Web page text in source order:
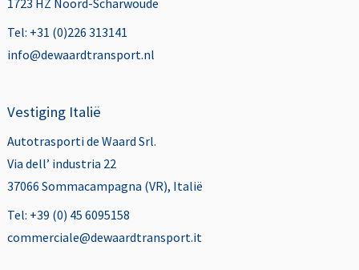
Tel: +31 (0)226 313141
info@dewaardtransport.nl
Vestiging Italië
Autotrasporti de Waard Srl.
Via dell’ industria 22
37066 Sommacampagna (VR), Italië
Tel: +39 (0) 45 6095158
commerciale@dewaardtransport.it